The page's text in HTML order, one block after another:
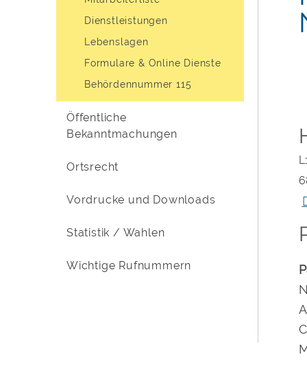
Dienstleistungen
Lebenslagen
Formulare & Online Dienste
Behördennummer 115
Öffentliche
Bekanntmachungen
Ortsrecht
Vordrucke und Downloads
Statistik / Wahlen
Wichtige Rufnummern